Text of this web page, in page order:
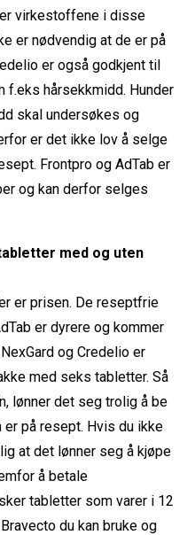
virkestoffene i disse
er nødvendig at de er på
er også godkjent til
f.eks hårsekkmidd. Hunder
skal undersøkes og
er det ikke lov å selge
Frontpro og AdTab er
og kan derfor selges
med og uten
er prisen. De reseptfrie
er dyrere og kommer
og Credelio er
med seks tabletter. Så
lønner det seg trolig å be
på resept. Hvis du ikke
at det lønner seg å kjøpe
å betale
tabletter som varer i 12
du kan bruke og